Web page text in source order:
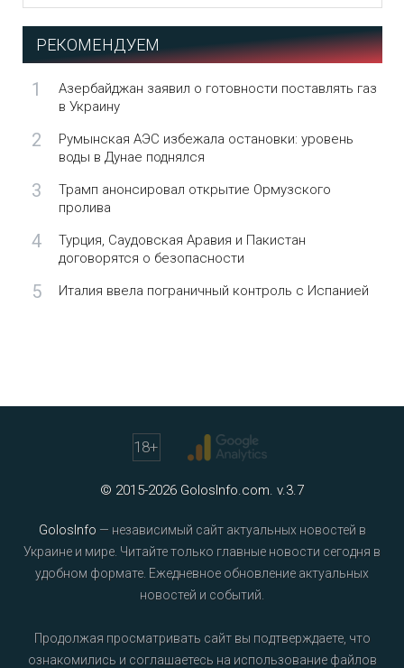
РЕКОМЕНДУЕМ
1
Азербайджан заявил о готовности поставлять газ
в Украину
2
Румынская АЭС избежала остановки: уровень
воды в Дунае поднялся
3
Трамп анонсировал открытие Ормузского
пролива
4
Турция, Саудовская Аравия и Пакистан
договорятся о безопасности
5 Италия ввела пограничный контроль с Испанией
18+
© 2015-2026 GolosInfo.com. v.3.7
GolosInfo — независимый сайт актуальных новостей в
Украине и мире. Читайте только главные новости сегодня в
удобном формате. Ежедневное обновление актуальных
новостей и событий.
Продолжая просматривать сайт вы подтверждаете, что
ознакомились и соглашаетесь на использование файлов